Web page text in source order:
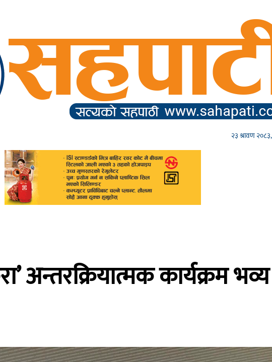
२३ श्रावण
अन्तरक्रियात्मक कार्यक्रम